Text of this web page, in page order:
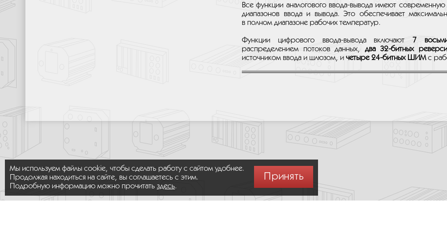
Все функции аналогового ввода-вывода имеют
диапазонов ввода и вывода. Это обеспечивает
в полном диапазоне рабочих температур.
Функции цифрового ввода-вывода включают 7
распределением потоков данных, два 32-битных
источником ввода и шлюзом, и четыре 24-битных ШИМс
Мы используем файлы cookie, чтобы сделать работу с сайтом удобнее.
Продолжая находиться на сайте, вы соглашаетесь с этим.
Подробную информацию можно прочитать здесь.
Принять